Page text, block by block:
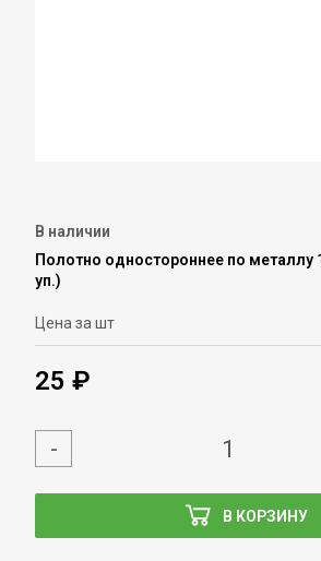
В наличии
Полотно одностороннее по металлу
уп.)
Цена за шт
25 ₽
В КОРЗИНУ
-